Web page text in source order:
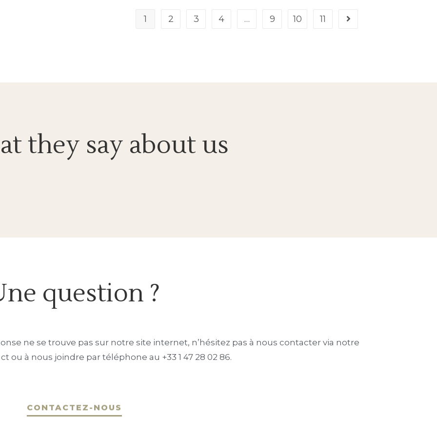
1 2 3 4 … 9 10 11
they say about us
question ?
ne se trouve pas sur notre site internet, n’hésitez pas à nous contacter via notre
ou à nous joindre par téléphone au +33 1 47 28 02 86.
CONTACTEZ-NOUS